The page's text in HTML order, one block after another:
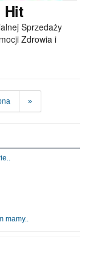
Hit
Sprzedaży
Zdrowia i
»
mamy..